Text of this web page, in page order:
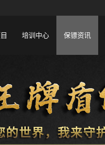
培训中心 保镖资讯